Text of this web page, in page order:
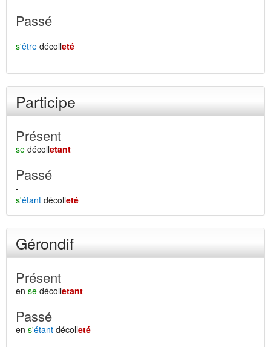
Passé
s'être décolleté
Participe
Présent
se décolletant
Passé
-
s'étant décolleté
Gérondif
Présent
en se décolletant
Passé
en s'étant décolleté